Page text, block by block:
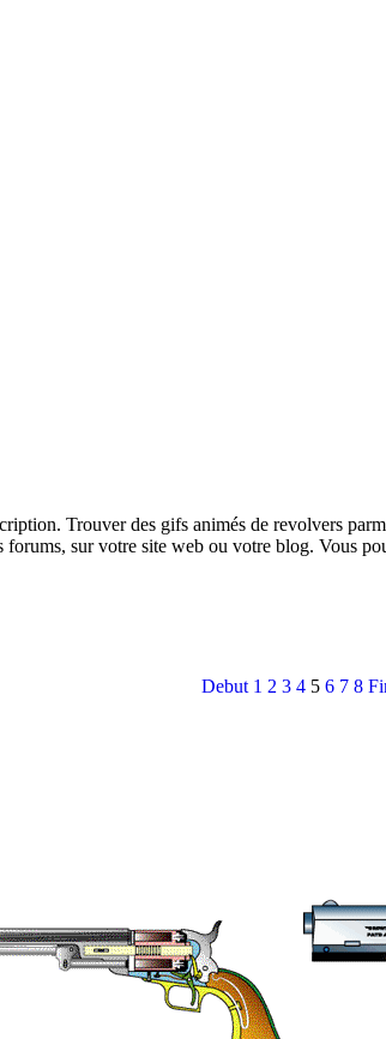
Trouver des gifs animés de revolvers
sur votre site web ou votre blog. Vous
Debut 1 2 3 4 5 6 7 8